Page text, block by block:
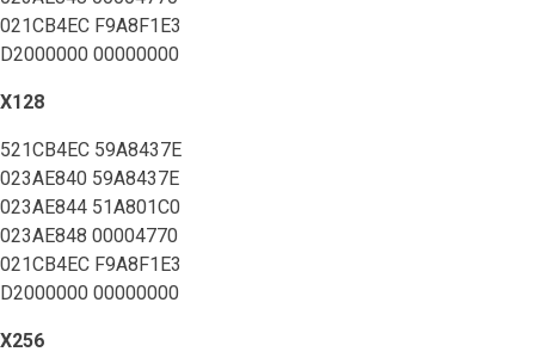
021CB4EC F9A8F1E3
D2000000 00000000
X128
521CB4EC 59A8437E
023AE840 59A8437E
023AE844 51A801C0
023AE848 00004770
021CB4EC F9A8F1E3
D2000000 00000000
X256